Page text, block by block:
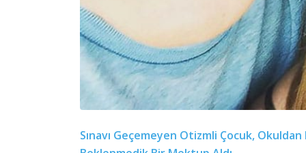
Sınavı Geçemeyen Otizmli Çocuk, Okuldan